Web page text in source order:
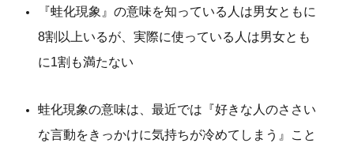
『蛙化現象』の意味を知っている人は男女ともに
8割以上いるが、実際に使っている人は男女とも
に1割も満たない
蛙化現象の意味は、最近では『好きな人のささい
な言動をきっかけに気持ちが冷めてしまう』こと